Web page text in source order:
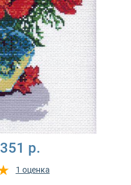
351 р.
1 оценка